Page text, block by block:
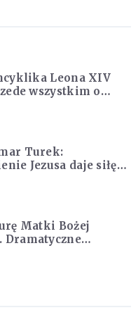
Leona XIV
wszystkim o
Turek:
Jezusa daje siłę
przeciwności
Matki Bożej
Dramatyczne
sieci